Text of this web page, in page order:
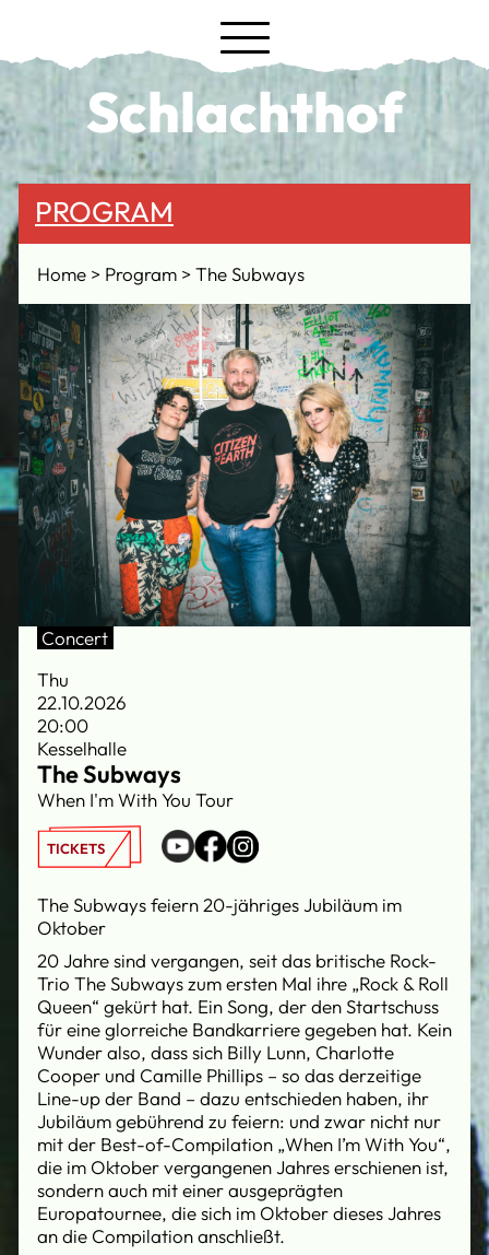
Schlachthof
PROGRAM
Home Program The Subways
Concert
Thu
22.10.2026
20:00
Kesselhalle
The Subways
When I'm With You Tour
TICKETS
The Subways feiern 20-jähriges Jubiläum im
Oktober
20 Jahre sind vergangen, seit das britische Rock-
Trio The Subways zum ersten Mal ihre „Rock & Roll
Queen“ gekürt hat. Ein Song, der den Startschuss
für eine glorreiche Bandkarriere gegeben hat. Kein
Wunder also, dass sich Billy Lunn, Charlotte
Cooper und Camille Phillips – so das derzeitige
Line-up der Band – dazu entschieden haben, ihr
Jubiläum gebührend zu feiern: und zwar nicht nur
mit der Best-of-Compilation „When I’m With You“,
die im Oktober vergangenen Jahres erschienen ist,
sondern auch mit einer ausgeprägten
Europatournee, die sich im Oktober dieses Jahres
an die Compilation anschließt.